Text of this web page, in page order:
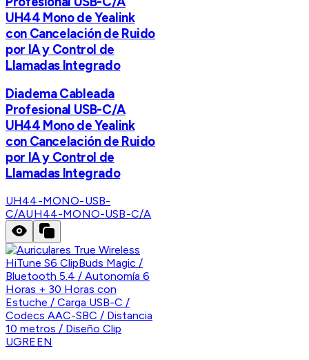
UH44 Mono de Yealink
con Cancelación de Ruido
por IA y Control de
Llamadas Integrado
Diadema Cableada
Profesional USB-C/A
UH44 Mono de Yealink
con Cancelación de Ruido
por IA y Control de
Llamadas Integrado
UH44-MONO-USB-
C/AUH44-MONO-USB-C/A
UGREEN